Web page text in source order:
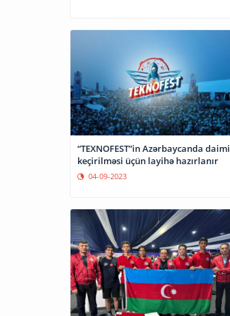
“TEXNOFEST”in Azərbaycanda daimi
keçirilməsi üçün layihə hazırlanır
04-09-2023